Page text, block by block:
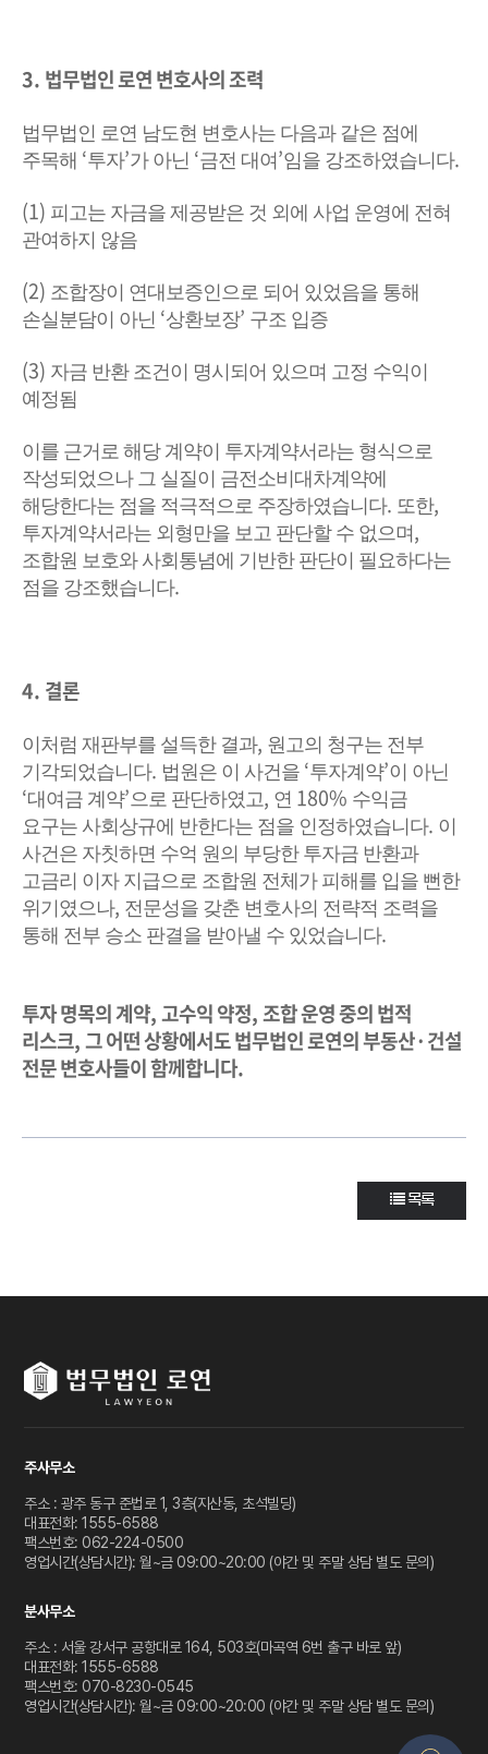
3. 법무법인 로연 변호사의 조력
법무법인 로연 남도현 변호사는 다음과 같은 점에
주목해 ‘투자’가 아닌 ‘금전 대여 ’임을 강조하였습니다.
(1) 피고는 자금을 제공받은 것 외에 사업 운영에 전혀
관여하지 않음
(2) 조합장이 연대보증인으로 되어 있었음을 통해
손실분담이 아닌 ‘상환보장’ 구조 입증
(3) 자금 반환 조건이 명시되어 있으며 고정 수익이
예정됨
이를 근거로 해당 계약이 투자계약서라는 형식으로
작성되었으나 그 실질이 금전소비대차계약에
해당한다는 점을 적극적으로 주장하였습니다. 또한,
투자계약서라는 외형만을 보고 판단할 수 없으며 ,
조합원 보호와 사회통념에 기반한 판단이 필요하다는
점을 강조했습니다.
4. 결론
이처럼 재판부를 설득한 결과, 원고의 청구는 전부
기각되었습니다. 법원은 이 사건을 ‘투자계약’이 아닌
‘대여금 계약’으로 판단하였고, 연 180% 수익금
요구는 사회상규에 반한다는 점을 인정하였습니다. 이
사건은 자칫하면 수억 원의 부당한 투자금 반환과
고금리 이자 지급으로 조합원 전체가 피해를 입을 뻔한
위기였으나, 전문성을 갖춘 변호사의 전략적 조력을
통해 전부 승소 판결을 받아낼 수 있었습니다.
투자 명목의 계약,고수익 약정,조합 운영 중의 법적
리스크,그 어떤 상황에서도 법무법인 로연의 부동산·건설
전문 변호사들이 함께합니다.
목록
주사무소
주소 : 광주 동구 준법로 1, 3층(지산동, 초석빌딩)
대표전화: 1555-6588
팩스번호: 062-224-0500
영업시간(상담시간): 월~금 09:00~20:00 (야간 및 주말 상담 별도 문의)
분사무소
주소 : 서울 강서구 공항대로 164, 503호(마곡역 6번 출구 바로 앞)
대표전화: 1555-6588
팩스번호: 070-8230-0545
영업시간(상담시간): 월~금 09:00~20:00 (야간 및 주말 상담 별도 문의)